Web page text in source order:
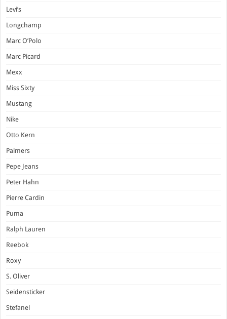
Levi’s
Longchamp
Marc O’Polo
Marc Picard
Mexx
Miss Sixty
Mustang
Nike
Otto Kern
Palmers
Pepe Jeans
Peter Hahn
Pierre Cardin
Puma
Ralph Lauren
Reebok
Roxy
S. Oliver
Seidensticker
Stefanel